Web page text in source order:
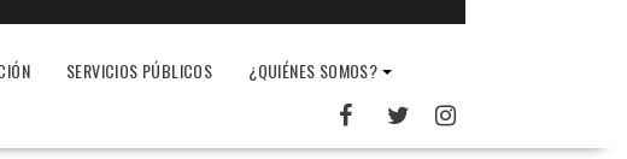
SERVICIOS PÚBLICOS ¿QUIÉNES SOMOS?